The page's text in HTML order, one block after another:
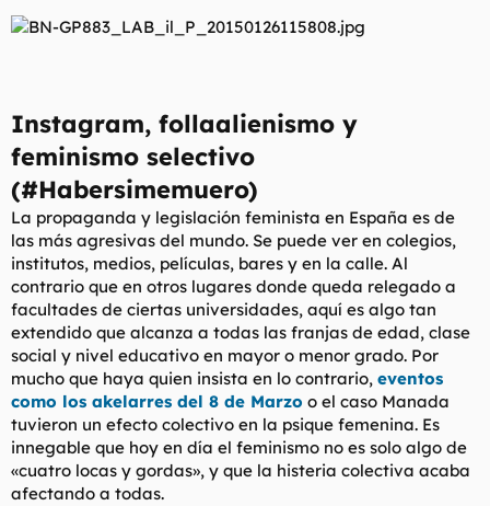
Instagram, follaalienismo y
feminismo selectivo
(#Habersimemuero)
La propaganda y legislación feminista en España es de
las más agresivas del mundo. Se puede ver en colegios,
institutos, medios, películas, bares y en la calle. Al
contrario que en otros lugares donde queda relegado a
facultades de ciertas universidades, aquí es algo tan
extendido que alcanza a todas las franjas de edad, clase
social y nivel educativo en mayor o menor grado. Por
mucho que haya quien insista en lo contrario, eventos
como los akelarres del 8 de Marzo o el caso Manada
tuvieron un efecto colectivo en la psique femenina. Es
innegable que hoy en día el feminismo no es solo algo de
«cuatro locas y gordas», y que la histeria colectiva acaba
afectando a todas.